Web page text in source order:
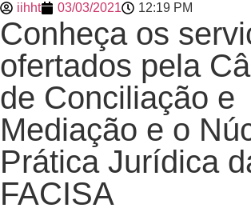
iihht 03/03/2021 12:19 PM
Conheça os
ofertados pela
de Conciliação e
Mediação e o
Prática Jurídica
FACISA